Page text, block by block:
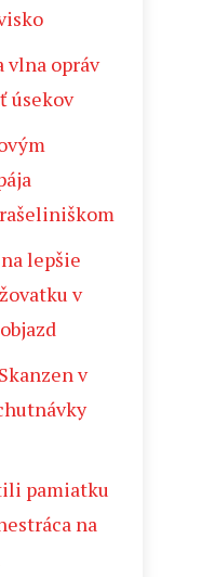
vlna opráv
úsekov
lepšie
v
v
pamiatku
na